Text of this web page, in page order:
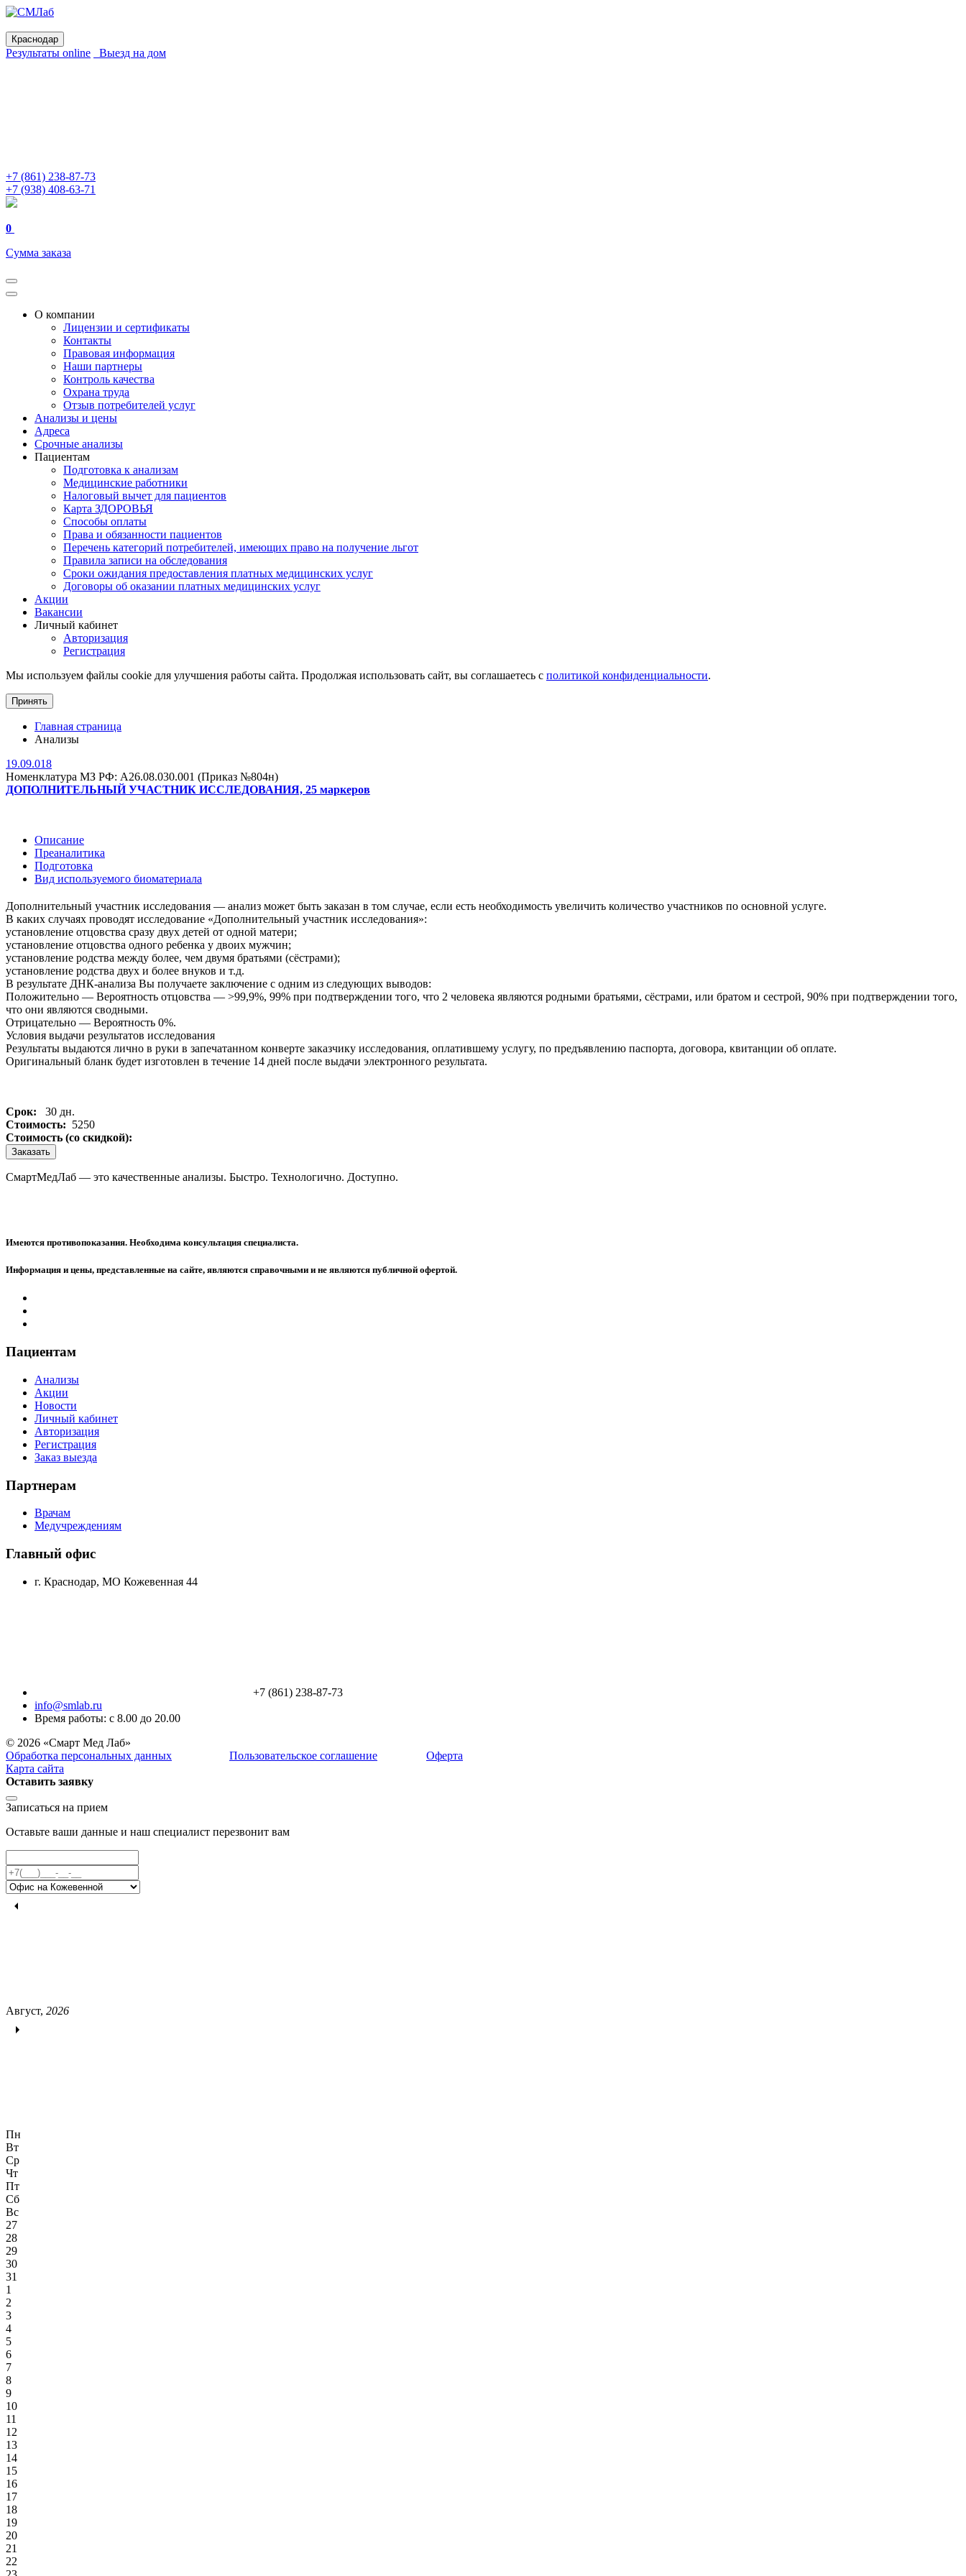
Краснодар
Результаты online Выезд на дом
+7 (861) 238-87-73
+7 (938) 408-63-71
0
Сумма заказа
О компании
Лицензии и сертификаты
Контакты
Правовая информация
Наши партнеры
Контроль качества
Охрана труда
Отзыв потребителей услуг
Анализы и цены
Адреса
Срочные анализы
Пациентам
Подготовка к анализам
Медицинские работники
Налоговый вычет для пациентов
Карта ЗДОРОВЬЯ
Способы оплаты
Права и обязанности пациентов
Перечень категорий потребителей, имеющих право на получение льгот
Правила записи на обследования
Сроки ожидания предоставления платных медицинских услуг
Договоры об оказании платных медицинских услуг
Акции
Вакансии
Личный кабинет
Авторизация
Регистрация
Мы используем файлы cookie для улучшения работы сайта. Продолжая использовать сайт, вы соглашаетесь с политикой конфиденциальности.
Принять
Главная страница
Анализы
19.09.018
Номенклатура МЗ РФ: A26.08.030.001 (Приказ №804н)
ДОПОЛНИТЕЛЬНЫЙ УЧАСТНИК ИССЛЕДОВАНИЯ, 25 маркеров
Описание
Преаналитика
Подготовка
Вид используемого биоматериала
Дополнительный участник исследования — анализ может быть заказан в том случае, если есть необходимость увеличить количество участников по основной услуге.
В каких случаях проводят исследование «Дополнительный участник исследования»:
установление отцовства сразу двух детей от одной матери;
установление отцовства одного ребенка у двоих мужчин;
установление родства между более, чем двумя братьями (сёстрами);
установление родства двух и более внуков и т.д.
В результате ДНК-анализа Вы получаете заключение с одним из следующих выводов:
Положительно — Вероятность отцовства — >99,9%, 99% при подтверждении того, что 2 человека являются родными братьями, сёстрами, или братом и сестрой, 90% при подтверждении того,
что они являются сводными.
Отрицательно — Вероятность 0%.
Условия выдачи результатов исследования
Результаты выдаются лично в руки в запечатанном конверте заказчику исследования, оплатившему услугу, по предъявлению паспорта, договора, квитанции об оплате.
Оригинальный бланк будет изготовлен в течение 14 дней после выдачи электронного результата.
Срок:
30 дн.
Стоимость: 5250
Стоимость (со скидкой):
Заказать
СмартМедЛаб — это качественные анализы. Быстро. Технологично. Доступно.
Имеются противопоказания. Необходима консультация специалиста.
Информация и цены, представленные на сайте, являются справочными и не являются публичной офертой.
Пациентам
Анализы
Акции
Новости
Личный кабинет
Авторизация
Регистрация
Заказ выезда
Партнерам
Врачам
Медучреждениям
Главный офис
г. Краснодар, МО Кожевенная 44
+7 (861) 238-87-73
info@smlab.ru
Время работы: с 8.00 до 20.00
© 2026 «Смарт Мед Лаб»
Обработка персональных данных
Пользовательское соглашение
Оферта
Карта сайта
Оставить заявку
Записаться на прием
Оставьте ваши данные и наш специалист перезвонит вам
Август, 2026
Пн
Вт
Ср
Чт
Пт
Сб
Вс
27
28
29
30
31
1
2
3
4
5
6
7
8
9
10
11
12
13
14
15
16
17
18
19
20
21
22